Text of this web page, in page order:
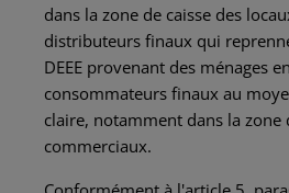
dans la zone de caisse des
distributeurs finaux qui
DEEE provenant des ménages
consommateurs finaux au
claire, notamment dans la zone
commerciaux.